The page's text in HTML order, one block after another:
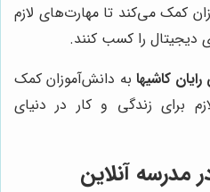
کمک می‌کند تا مهارت‌های لازم
دیجیتال را کسب کنند.
کاشیها به دانش‌آموزان کمک
برای زندگی و کار در دنیای
آنلاین